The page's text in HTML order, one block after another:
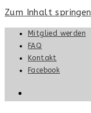
Zum Inhalt springen
Mitglied werden
FAQ
Kontakt
Facebook